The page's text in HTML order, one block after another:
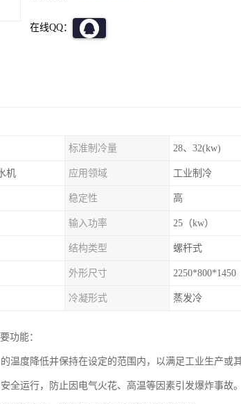
在线QQ：
标准制冷量 28、32(kw)
机 应用领域 工业制冷
稳定性 高
输入功率 25（kw）
结构类型 螺杆式
外形尺寸 2250*800*1450
冷凝形式 蒸发冷
功能：
温度降低并保持在设定的范围内，以满足工业生产或
全运行，防止因电气火花、高温等因素引发爆炸事故。